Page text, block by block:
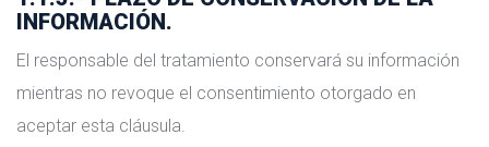
INFORMACIÓN.
El responsable del tratamiento conservará su información
mientras no revoque el consentimiento otorgado en
aceptar esta cláusula.